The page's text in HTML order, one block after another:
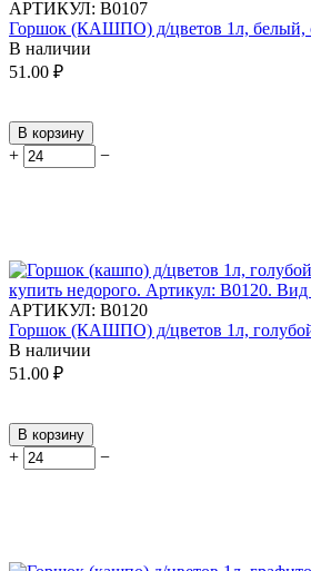
АРТИКУЛ: В0107
Горшок (КАШПО) д/цветов 1л, белый,
В наличии
51.00 ₽
В корзину
+ −
АРТИКУЛ: В0120
Горшок (КАШПО) д/цветов 1л,
В наличии
51.00 ₽
В корзину
+ −